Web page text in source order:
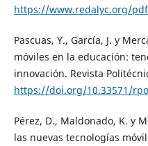
https://www.redalyc.org/
Pascuas, Y., García, J. y
móviles en la educación:
innovación. Revista
https://doi.org/10.33571/
Pérez, D., Maldonado, K. y
las nuevas tecnologías